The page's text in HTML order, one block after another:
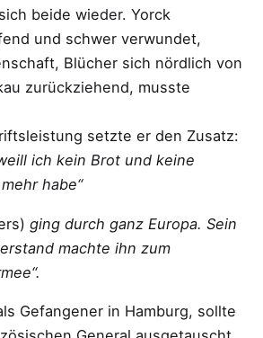
beide wieder. Yorck
und schwer verwundet,
Blücher sich nördlich von
zurückziehend, musste
setzte er den Zusatz:
ich kein Brot und keine
habe“
ging durch ganz Europa. Sein
machte ihn zum
Gefangener in Hamburg, sollte